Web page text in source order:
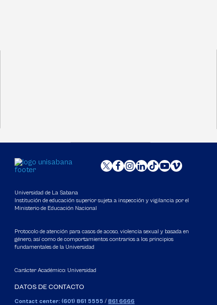
Universidad de La Sabana
Institución de educación superior sujeta a inspección y vigilancia por el
Ministerio de Educación Nacional
Protocolo de atención para casos de acoso, violencia sexual y basada en
género, así como de comportamientos contrarios a los principios
fundamentales de la Universidad
Carácter Académico: Universidad
DATOS DE CONTACTO
Contact center: (601) 861 5555 / 861 6666